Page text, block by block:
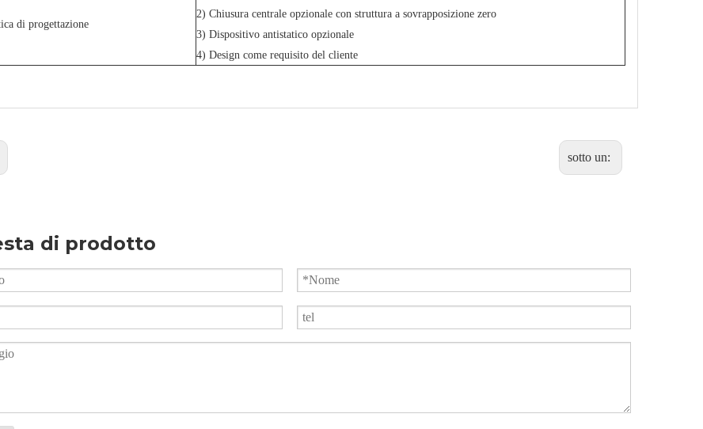
di progettazione
2) Chiusura centrale opzionale con struttura a sovrapposizione zero
3) Dispositivo antistatico opzionale
4) Design come requisito del cliente
sotto un:
di prodotto